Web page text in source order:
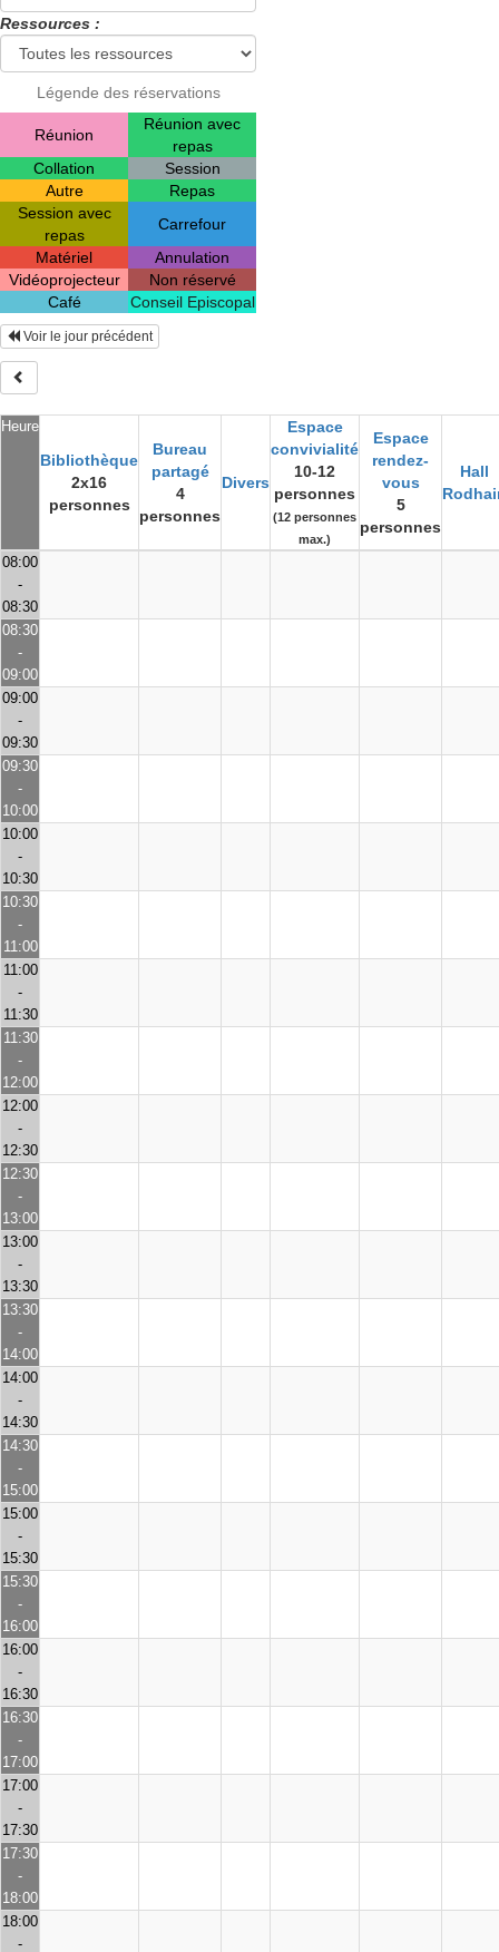
Ressources :
Légende des réservations
Réunion
Réunion avec
repas
Collation
Session
Autre
Repas
Session avec
repas
Carrefour
Matériel
Annulation
Vidéoprojecteur
Non réservé
Café
Conseil Episcopal
Heure
Bibliothèque
2x16
personnes
Bureau
partagé
4
personnes
Divers
Espace
convivialité
10-12
personnes
(12 personnes
max.)
Espace
rendez-
vous
5
personnes
Hall
Voir le jour précédent
08:00
-
08:30
08:30
-
09:00
09:00
-
09:30
09:30
-
10:00
10:00
-
10:30
10:30
-
11:00
11:00
-
11:30
11:30
-
12:00
12:00
-
12:30
12:30
-
13:00
13:00
-
13:30
13:30
-
14:00
14:00
-
14:30
14:30
-
15:00
15:00
-
15:30
15:30
-
16:00
16:00
-
16:30
16:30
-
17:00
17:00
-
17:30
17:30
-
18:00
18:00
-